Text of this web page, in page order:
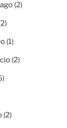
(2)
(1)
(2)
(2)